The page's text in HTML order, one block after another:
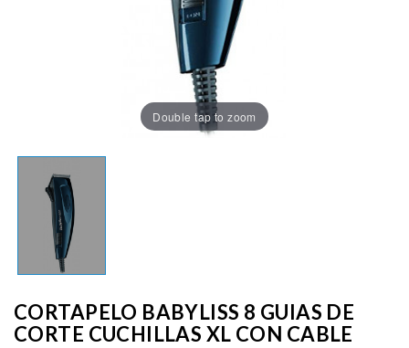
Double tap to zoom
CORTAPELO BABYLISS 8 GUIAS DE
CORTE CUCHILLAS XL CON CABLE